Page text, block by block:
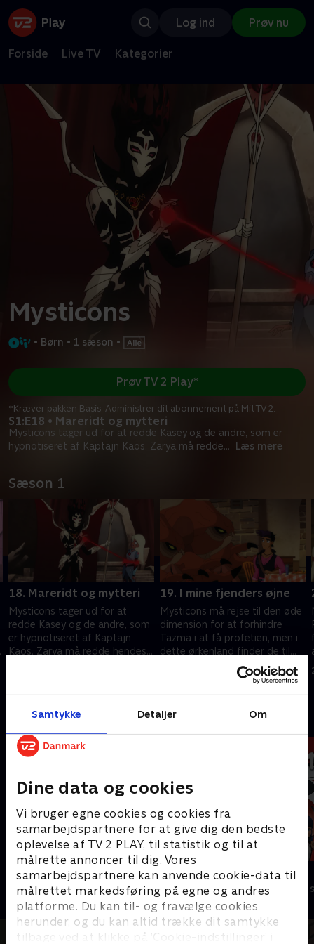
Samtykke Detaljer Om
Dine data og cookies
Vi bruger egne cookies og cookies fra
samarbejdspartnere for at give dig den bedste
oplevelse af TV 2 PLAY, til statistik og til at
målrette annoncer til dig. Vores
samarbejdspartnere kan anvende cookie-data til
målrettet markedsføring på egne og andres
platforme. Du kan til- og fravælge cookies
herunder, og du kan altid trække dit samtykke
tilbage ved at klikke på ’Cookie-indstillinger’ i
Log ind Prøv nu
Forside Live TV Kategorier
Mysticons
• Børn • 1 sæson •
S1:E18 • Mareridt og mytteri
Mysticons tager ud for at redde Kasey og de andre, som er
hypnotiseret af Kaptajn Kaos. Zarya må redde... Læs mere
Prøv TV 2 Play*
*Kræver pakken Basis. Administrer dit abonnement på Mit TV 2.
Sæson 1
18. Mareridt og mytteri
Mysticons tager ud for at
redde Kasey og de andre, som
er hypnotiseret af Kaptajn
Kaos. Zarya må redde hendes
19. I mine fjenders øjne
Mysticons må rejse til den øde
dimension for at forhindre
Tazma i at få profetien, men i
dette ørkenland finder de til
deres skræk Dreadbane, som
23. december 2023 • 21 min
Andre så også
Totally Spies
Børneserier • 2 sæsoner
Miraculous
Børneserier • 3